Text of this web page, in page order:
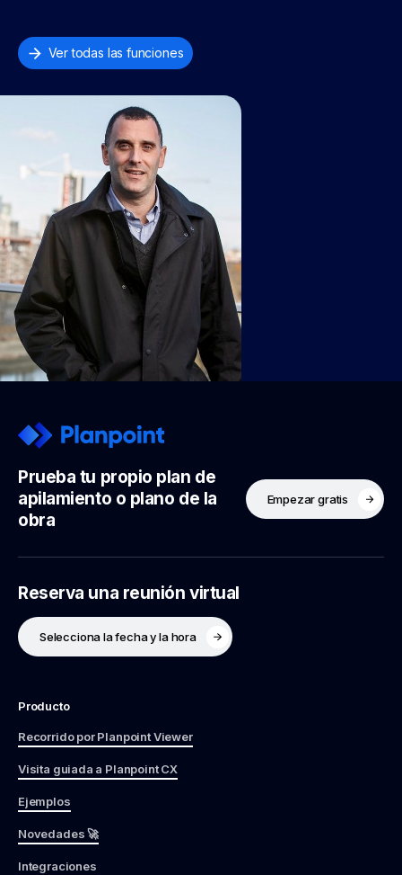
Ver todas las funciones
Prueba tu propio plan de
apilamiento o plano de la
obra
Empezar gratis
Reserva una reunión virtual
Selecciona la fecha y la hora
Producto
Recorrido por Planpoint Viewer
Visita guiada a Planpoint CX
Ejemplos
Novedades 🚀
Integraciones